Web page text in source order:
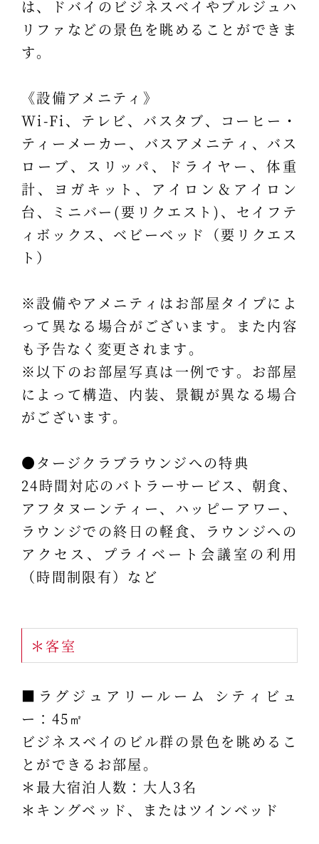
は、ドバイのビジネスベイやブルジュハ
リファなどの景色を眺めることができま
す。
《設備アメニティ》
Wi-Fi、テレビ、バスタブ、コーヒー・
ティーメーカー、バスアメニティ、バス
ローブ、スリッパ、ドライヤー、体重
計、ヨガキット、アイロン＆アイロン
台、ミニバー(要リクエスト)、セイフテ
ィボックス、ベビーベッド（要リクエス
ト）
※設備やアメニティはお部屋タイプによ
って異なる場合がございます。また内容
も予告なく変更されます。
※以下のお部屋写真は一例です。お部屋
によって構造、内装、景観が異なる場合
がございます。
●タージクラブラウンジへの特典
24時間対応のバトラーサービス、朝食、
アフタヌーンティー、ハッピーアワー、
ラウンジでの終日の軽食、ラウンジへの
アクセス、プライベート会議室の利用
（時間制限有）など
＊客室
■ラグジュアリールーム シティビュ
ー：45㎡
ビジネスベイのビル群の景色を眺めるこ
とができるお部屋。
＊最大宿泊人数：大人3名
＊キングベッド、またはツインベッド